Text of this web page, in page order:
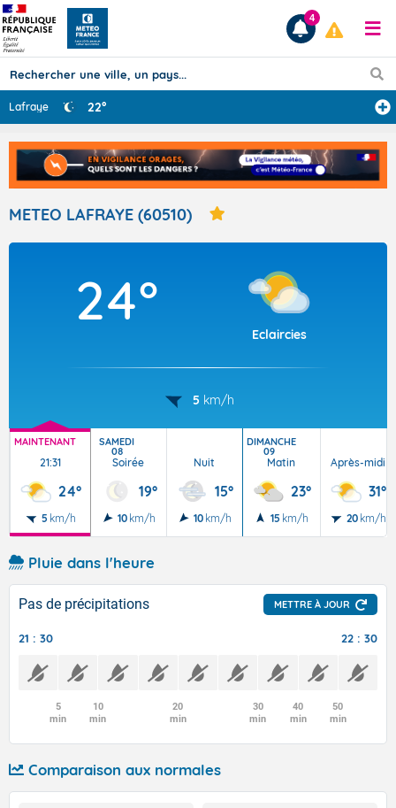
Prévisions
TOUS LES RÉSULTATS
Articles
4
Lafraye 22°
METEO LAFRAYE (60510)
24°
Eclaircies
5 km/h
MAINTENANT
21:31
24°
5 km/h
SAMEDI
08
Soirée
19°
10 km/h
Nuit
15°
10 km/h
DIMANCHE
09
Matin
23°
15 km/h
Après-midi
31°
20 km/h
Pluie dans l'heure
Pas de précipitations METTRE À JOUR
21 : 30 22 : 30
5
min
10
min
20
min
30
min
40
min
50
min
Comparaison aux normales